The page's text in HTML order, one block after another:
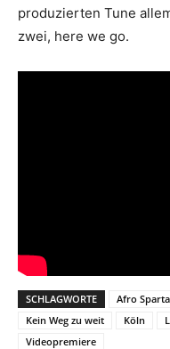
produzierten Tune
zwei, here we go.
SCHLAGWORTE Afro
Kein Weg zu weit
Köln
Videopremiere